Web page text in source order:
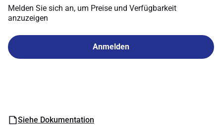
Melden Sie sich an, um Preise und Verfügbarkeit
anzuzeigen
Anmelden
Siehe Dokumentation